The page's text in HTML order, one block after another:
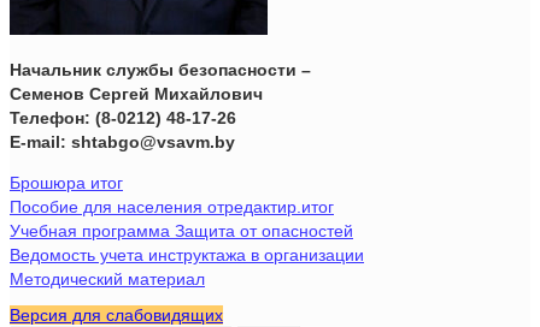
Начальник службы безопасности –
Семенов Сергей Михайлович
Телефон: (8-0212) 48-17-26
E-mail: shtabgo@vsavm.by
Брошюра итог
Пособие для населения отредактир.итог
Учебная программа Защита от опасностей
Ведомость учета инструктажа в организации
Методический материал
Версия для слабовидящих